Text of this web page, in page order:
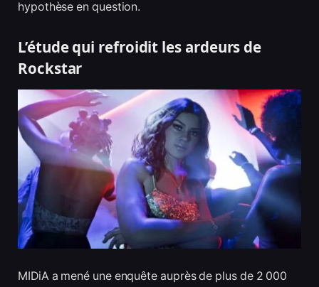
hypothèse en question.
L’étude qui refroidit les ardeurs de
Rockstar
MIDiA a mené une enquête auprès de plus de 2 000